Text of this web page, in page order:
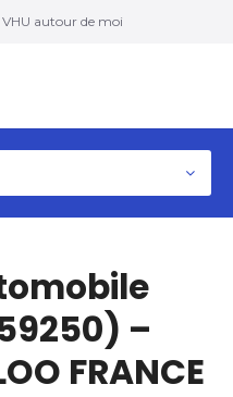
autour de moi
–
FRANCE